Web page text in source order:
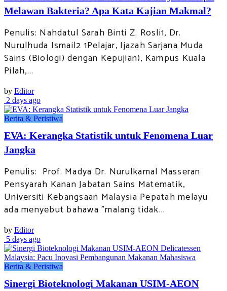
Melawan Bakteria? Apa Kata Kajian Makmal?
Penulis: Nahdatul Sarah Binti Z. Rosli1, Dr.
Nurulhuda Ismail2 1Pelajar, Ijazah Sarjana Muda
Sains (Biologi) dengan Kepujian), Kampus Kuala
Pilah,...
by Editor
2 days ago
Berita & Peristiwa
EVA: Kerangka Statistik untuk Fenomena Luar
Jangka
Penulis: Prof. Madya Dr. Nurulkamal Masseran
Pensyarah Kanan Jabatan Sains Matematik,
Universiti Kebangsaan Malaysia Pepatah melayu
ada menyebut bahawa "malang tidak...
by Editor
5 days ago
Berita & Peristiwa
Sinergi Bioteknologi Makanan USIM-AEON